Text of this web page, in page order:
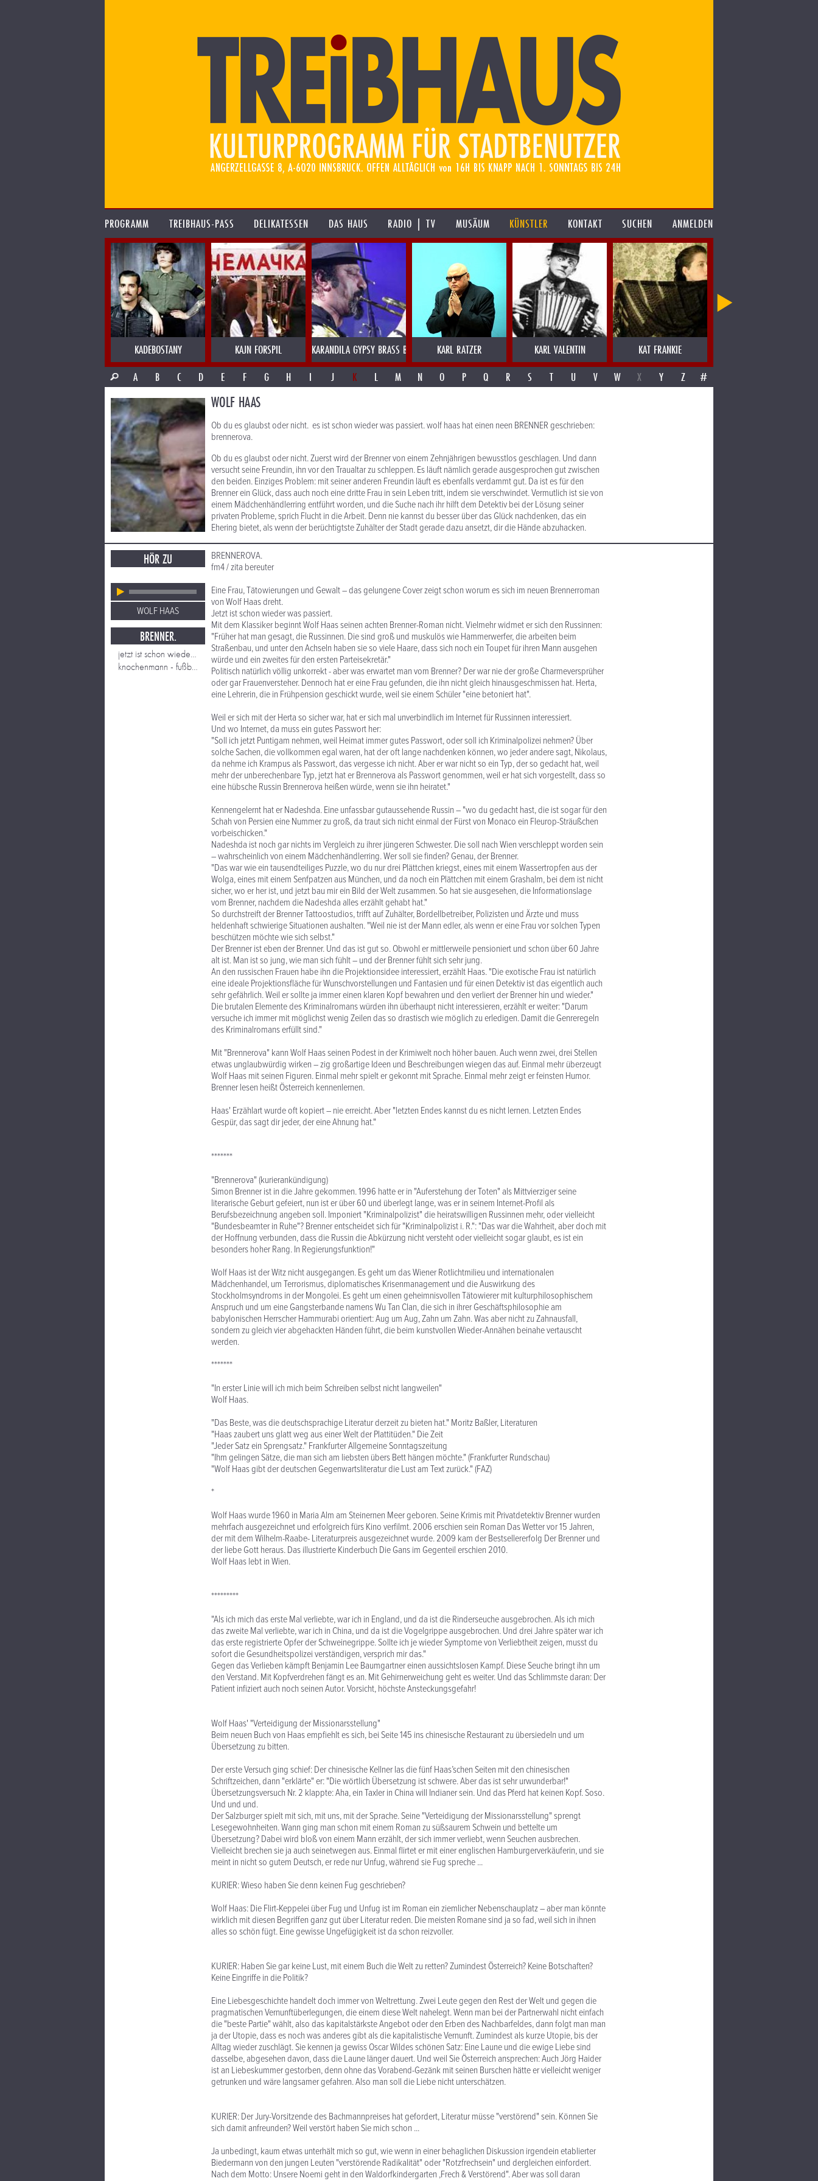
PROGRAMM TREIBHAUS-PASS DELIKATESSEN DAS HAUS RADIO | TV MUSÄUM KÜNSTLER KONTAKT SUCHEN ANMELDEN
KADEBOSTANY KAJN FORSPIL KARANDILA GYPSY BRASS BULGARIENKARL RATZER KARL VALENTIN KAT FRANKIE
A
B C D E F G H I J K L M N O P Q R S T U V W X Y Z #
WOLF HAAS
Ob du es glaubst oder nicht. es ist schon wieder was passiert. wolf haas hat einen neen BRENNER geschrieben:
brennerova.
Ob du es glaubst oder nicht. Zuerst wird der Brenner von einem Zehnjährigen bewusstlos geschlagen. Und dann
versucht seine Freundin, ihn vor den Traualtar zu schleppen. Es läuft nämlich gerade ausgesprochen gut zwischen
den beiden. Einziges Problem: mit seiner anderen Freundin läuft es ebenfalls verdammt gut. Da ist es für den
Brenner ein Glück, dass auch noch eine dritte Frau in sein Leben tritt, indem sie verschwindet. Vermutlich ist sie von
einem Mädchenhändlerring entführt worden, und die Suche nach ihr hilft dem Detektiv bei der Lösung seiner
privaten Probleme, sprich Flucht in die Arbeit. Denn nie kannst du besser über das Glück nachdenken, das ein
Ehering bietet, als wenn der berüchtigtste Zuhälter der Stadt gerade dazu ansetzt, dir die Hände abzuhacken.
HÖR ZU
WOLF HAAS
BRENNER.
jetzt ist schon wieder was passiert
knochenmann - fußbaltraining
BRENNEROVA.
fm4 / zita bereuter
Eine Frau, Tätowierungen und Gewalt – das gelungene Cover zeigt schon worum es sich im neuen Brennerroman
von Wolf Haas dreht.
Jetzt ist schon wieder was passiert.
Mit dem Klassiker beginnt Wolf Haas seinen achten Brenner-Roman nicht. Vielmehr widmet er sich den Russinnen:
"Früher hat man gesagt, die Russinnen. Die sind groß und muskulös wie Hammerwerfer, die arbeiten beim
Straßenbau, und unter den Achseln haben sie so viele Haare, dass sich noch ein Toupet für ihren Mann ausgehen
würde und ein zweites für den ersten Parteisekretär."
Politisch natürlich völlig unkorrekt - aber was erwartet man vom Brenner? Der war nie der große Charmeversprüher
oder gar Frauenversteher. Dennoch hat er eine Frau gefunden, die ihn nicht gleich hinausgeschmissen hat. Herta,
eine Lehrerin, die in Frühpension geschickt wurde, weil sie einem Schüler "eine betoniert hat".
Weil er sich mit der Herta so sicher war, hat er sich mal unverbindlich im Internet für Russinnen interessiert.
Und wo Internet, da muss ein gutes Passwort her:
"Soll ich jetzt Puntigam nehmen, weil Heimat immer gutes Passwort, oder soll ich Kriminalpolizei nehmen? Über
solche Sachen, die vollkommen egal waren, hat der oft lange nachdenken können, wo jeder andere sagt, Nikolaus,
da nehme ich Krampus als Passwort, das vergesse ich nicht. Aber er war nicht so ein Typ, der so gedacht hat, weil
mehr der unberechenbare Typ, jetzt hat er Brennerova als Passwort genommen, weil er hat sich vorgestellt, dass so
eine hübsche Russin Brennerova heißen würde, wenn sie ihn heiratet."
Kennengelernt hat er Nadeshda. Eine unfassbar gutaussehende Russin – "wo du gedacht hast, die ist sogar für den
Schah von Persien eine Nummer zu groß, da traut sich nicht einmal der Fürst von Monaco ein Fleurop-Sträußchen
vorbeischicken."
Nadeshda ist noch gar nichts im Vergleich zu ihrer jüngeren Schwester. Die soll nach Wien verschleppt worden sein
– wahrscheinlich von einem Mädchenhändlerring. Wer soll sie finden? Genau, der Brenner.
"Das war wie ein tausendteiliges Puzzle, wo du nur drei Plättchen kriegst, eines mit einem Wassertropfen aus der
Wolga, eines mit einem Senfpatzen aus München, und da noch ein Plättchen mit einem Grashalm, bei dem ist nicht
sicher, wo er her ist, und jetzt bau mir ein Bild der Welt zusammen. So hat sie ausgesehen, die Informationslage
vom Brenner, nachdem die Nadeshda alles erzählt gehabt hat."
So durchstreift der Brenner Tattoostudios, trifft auf Zuhälter, Bordellbetreiber, Polizisten und Ärzte und muss
heldenhaft schwierige Situationen aushalten. "Weil nie ist der Mann edler, als wenn er eine Frau vor solchen Typen
beschützen möchte wie sich selbst."
Der Brenner ist eben der Brenner. Und das ist gut so. Obwohl er mittlerweile pensioniert und schon über 60 Jahre
alt ist. Man ist so jung, wie man sich fühlt – und der Brenner fühlt sich sehr jung.
An den russischen Frauen habe ihn die Projektionsidee interessiert, erzählt Haas. "Die exotische Frau ist natürlich
eine ideale Projektionsfläche für Wunschvorstellungen und Fantasien und für einen Detektiv ist das eigentlich auch
sehr gefährlich. Weil er sollte ja immer einen klaren Kopf bewahren und den verliert der Brenner hin und wieder."
Die brutalen Elemente des Kriminalromans würden ihn überhaupt nicht interessieren, erzählt er weiter: "Darum
versuche ich immer mit möglichst wenig Zeilen das so drastisch wie möglich zu erledigen. Damit die Genreregeln
des Kriminalromans erfüllt sind."
Mit "Brennerova" kann Wolf Haas seinen Podest in der Krimiwelt noch höher bauen. Auch wenn zwei, drei Stellen
etwas unglaubwürdig wirken – zig großartige Ideen und Beschreibungen wiegen das auf. Einmal mehr überzeugt
Wolf Haas mit seinen Figuren. Einmal mehr spielt er gekonnt mit Sprache. Einmal mehr zeigt er feinsten Humor.
Brenner lesen heißt Österreich kennenlernen.
Haas' Erzählart wurde oft kopiert – nie erreicht. Aber "letzten Endes kannst du es nicht lernen. Letzten Endes
Gespür, das sagt dir jeder, der eine Ahnung hat."
*******
"Brennerova" (kurierankündigung)
Simon Brenner ist in die Jahre gekommen. 1996 hatte er in "Auferstehung der Toten" als Mittvierziger seine
literarische Geburt gefeiert, nun ist er über 60 und überlegt lange, was er in seinem Internet-Profil als
Berufsbezeichnung angeben soll. Imponiert "Kriminalpolizist" die heiratswilligen Russinnen mehr, oder vielleicht
"Bundesbeamter in Ruhe"? Brenner entscheidet sich für "Kriminalpolizist i. R.": "Das war die Wahrheit, aber doch mit
der Hoffnung verbunden, dass die Russin die Abkürzung nicht versteht oder vielleicht sogar glaubt, es ist ein
besonders hoher Rang. In Regierungsfunktion!"
Wolf Haas ist der Witz nicht ausgegangen. Es geht um das Wiener Rotlichtmilieu und internationalen
Mädchenhandel, um Terrorismus, diplomatisches Krisenmanagement und die Auswirkung des
Stockholmsyndroms in der Mongolei. Es geht um einen geheimnisvollen Tätowierer mit kulturphilosophischem
Anspruch und um eine Gangsterbande namens Wu Tan Clan, die sich in ihrer Geschäftsphilosophie am
babylonischen Herrscher Hammurabi orientiert: Aug um Aug, Zahn um Zahn. Was aber nicht zu Zahnausfall,
sondern zu gleich vier abgehackten Händen führt, die beim kunstvollen Wieder-Annähen beinahe vertauscht
werden.
*******
"In erster Linie will ich mich beim Schreiben selbst nicht langweilen"
Wolf Haas.
"Das Beste, was die deutschsprachige Literatur derzeit zu bieten hat." Moritz Baßler, Literaturen
"Haas zaubert uns glatt weg aus einer Welt der Plattitüden." Die Zeit
"Jeder Satz ein Sprengsatz." Frankfurter Allgemeine Sonntagszeitung
"Ihm gelingen Sätze, die man sich am liebsten übers Bett hängen möchte." (Frankfurter Rundschau)
"Wolf Haas gibt der deutschen Gegenwartsliteratur die Lust am Text zurück." (FAZ)
*
Wolf Haas wurde 1960 in Maria Alm am Steinernen Meer geboren. Seine Krimis mit Privatdetektiv Brenner wurden
mehrfach ausgezeichnet und erfolgreich fürs Kino verfilmt. 2006 erschien sein Roman Das Wetter vor 15 Jahren,
der mit dem Wilhelm-Raabe- Literaturpreis ausgezeichnet wurde. 2009 kam der Bestsellererfolg Der Brenner und
der liebe Gott heraus. Das illustrierte Kinderbuch Die Gans im Gegenteil erschien 2010.
Wolf Haas lebt in Wien.
*********
"Als ich mich das erste Mal verliebte, war ich in England, und da ist die Rinderseuche ausgebrochen. Als ich mich
das zweite Mal verliebte, war ich in China, und da ist die Vogelgrippe ausgebrochen. Und drei Jahre später war ich
das erste registrierte Opfer der Schweinegrippe. Sollte ich je wieder Symptome von Verliebtheit zeigen, musst du
sofort die Gesundheitspolizei verständigen, versprich mir das."
Gegen das Verlieben kämpft Benjamin Lee Baumgartner einen aussichtslosen Kampf. Diese Seuche bringt ihn um
den Verstand. Mit Kopfverdrehen fängt es an. Mit Gehirnerweichung geht es weiter. Und das Schlimmste daran: Der
Patient infiziert auch noch seinen Autor. Vorsicht, höchste Ansteckungsgefahr!
Wolf Haas' "Verteidigung der Missionarsstellung"
Beim neuen Buch von Haas empfiehlt es sich, bei Seite 145 ins chinesische Restaurant zu übersiedeln und um
Übersetzung zu bitten.
Der erste Versuch ging schief: Der chinesische Kellner las die fünf Haas’schen Seiten mit den chinesischen
Schriftzeichen, dann "erklärte" er: "Die wörtlich Übersetzung ist schwere. Aber das ist sehr urwunderbar!"
Übersetzungsversuch Nr. 2 klappte: Aha, ein Taxler in China will Indianer sein. Und das Pferd hat keinen Kopf. Soso.
Und und und.
Der Salzburger spielt mit sich, mit uns, mit der Sprache. Seine "Verteidigung der Missionarsstellung" sprengt
Lesegewohnheiten. Wann ging man schon mit einem Roman zu süßsaurem Schwein und bettelte um
Übersetzung? Dabei wird bloß von einem Mann erzählt, der sich immer verliebt, wenn Seuchen ausbrechen.
Vielleicht brechen sie ja auch seinetwegen aus. Einmal flirtet er mit einer englischen Hamburgerverkäuferin, und sie
meint in nicht so gutem Deutsch, er rede nur Unfug, während sie Fug spreche ...
KURIER: Wieso haben Sie denn keinen Fug geschrieben?
Wolf Haas: Die Flirt-Keppelei über Fug und Unfug ist im Roman ein ziemlicher Nebenschauplatz – aber man könnte
wirklich mit diesen Begriffen ganz gut über Literatur reden. Die meisten Romane sind ja so fad, weil sich in ihnen
alles so schön fügt. Eine gewisse Ungefügigkeit ist da schon reizvoller.
KURIER: Haben Sie gar keine Lust, mit einem Buch die Welt zu retten? Zumindest Österreich? Keine Botschaften?
Keine Eingriffe in die Politik?
Eine Liebesgeschichte handelt doch immer von Weltrettung. Zwei Leute gegen den Rest der Welt und gegen die
pragmatischen Vernunftüberlegungen, die einem diese Welt nahelegt. Wenn man bei der Partnerwahl nicht einfach
die "beste Partie" wählt, also das kapitalstärkste Angebot oder den Erben des Nachbarfeldes, dann folgt man man
ja der Utopie, dass es noch was anderes gibt als die kapitalistische Vernunft. Zumindest als kurze Utopie, bis der
Alltag wieder zuschlägt. Sie kennen ja gewiss Oscar Wildes schönen Satz: Eine Laune und die ewige Liebe sind
dasselbe, abgesehen davon, dass die Laune länger dauert. Und weil Sie Österreich ansprechen: Auch Jörg Haider
ist an Liebeskummer gestorben, denn ohne das Vorabend-Gezänk mit seinen Burschen hätte er vielleicht weniger
getrunken und wäre langsamer gefahren. Also man soll die Liebe nicht unterschätzen.
KURIER: Der Jury-Vorsitzende des Bachmannpreises hat gefordert, Literatur müsse "verstörend" sein. Können Sie
sich damit anfreunden? Weil verstört haben Sie mich schon ...
Ja unbedingt, kaum etwas unterhält mich so gut, wie wenn in einer behaglichen Diskussion irgendein etablierter
Biedermann von den jungen Leuten "verstörende Radikalität" oder "Rotz­frechsein" und dergleichen einfordert.
Nach dem Motto: Unsere Noemi geht in den Waldorfkindergarten ,Frech & Verstörend". Aber was soll daran